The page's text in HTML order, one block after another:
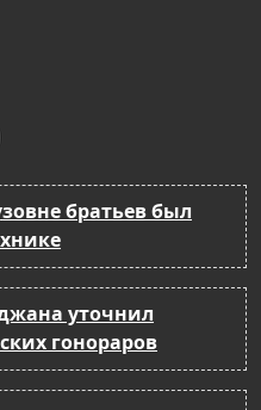
братьев был
уточнил
гонораров